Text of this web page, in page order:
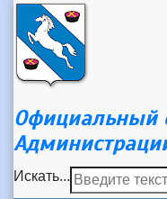
Официальный
Искать...